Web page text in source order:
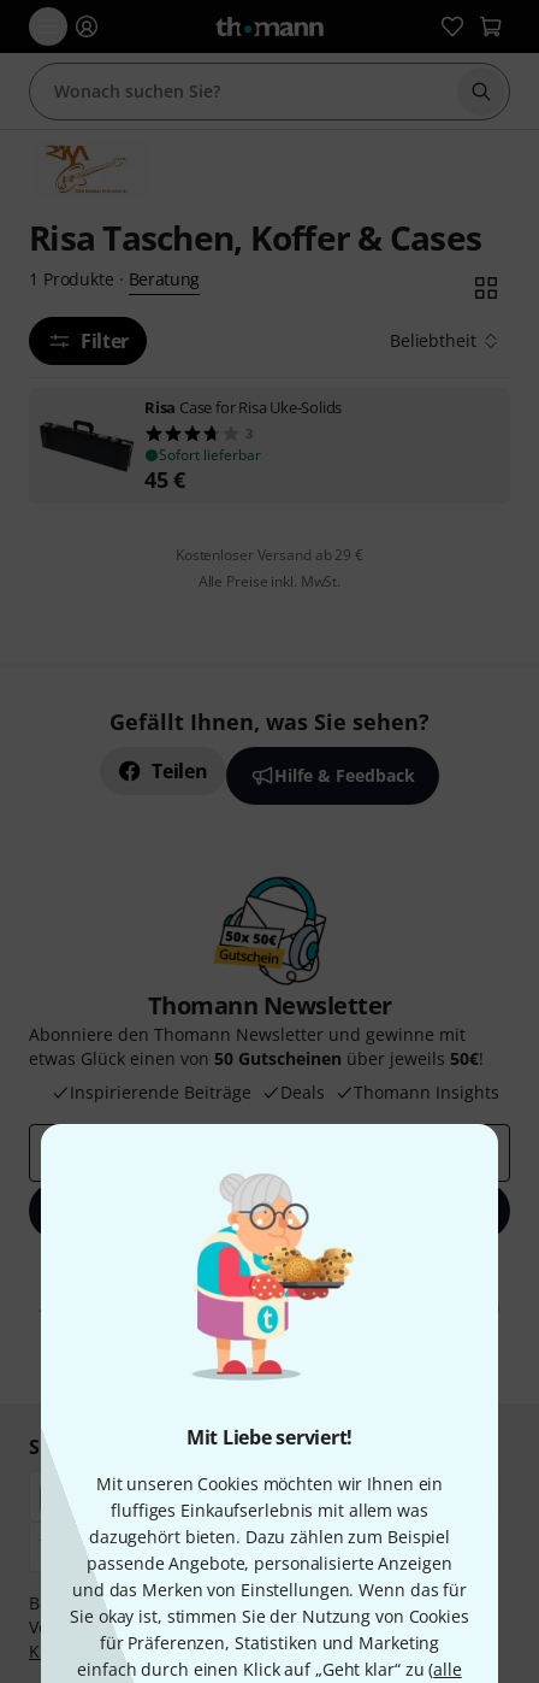
Mit Liebe serviert!
Mit unseren Cookies möchten wir Ihnen ein
fluffiges Einkaufserlebnis mit allem was
dazugehört bieten. Dazu zählen zum Beispiel
passende Angebote, personalisierte Anzeigen
und das Merken von Einstellungen. Wenn das für
Sie okay ist, stimmen Sie der Nutzung von Cookies
für Präferenzen, Statistiken und Marketing
einfach durch einen Klick auf „Geht klar“ zu (alle
Suche
Risa Taschen, Koffer & Cases
1 Produkte · Beratung
Filter Beliebtheit
Risa Case for Risa Uke-Solids
3
Sofort lieferbar
45€
Kostenloser Versand ab 29 €
Alle Preise inkl. MwSt.
Gefällt Ihnen, was Sie sehen?
Teilen Hilfe & Feedback
Thomann Newsletter
Abonniere den Thomann Newsletter und gewinne mit
etwas Glück einen von 50 Gutscheinen über jeweils 50€!
Inspirierende Beiträge
Deals Thomann Insights
Jetzt anmelden
Mit Klick auf „Jetzt anmelden“ stimmen Sie dem Erhalt von E-Mail-
Werbung und einer Messung des E-Mail-Nutzungsverhaltens zu. Die
Abmeldung ist jederzeit möglich. Weitere Informationen finden Sie in
unseren
Datenschutzhinweisen
* Pflichtfeld
Sicher einkaufen & bezahlen
Bezahlen Sie vertraulich und sicher per Nachnahme,
Vorkasse, PayPal, Amazon Pay,Klarna Sofort bezahlen,
Klarna Ratenzahlungoder Kreditkarte.